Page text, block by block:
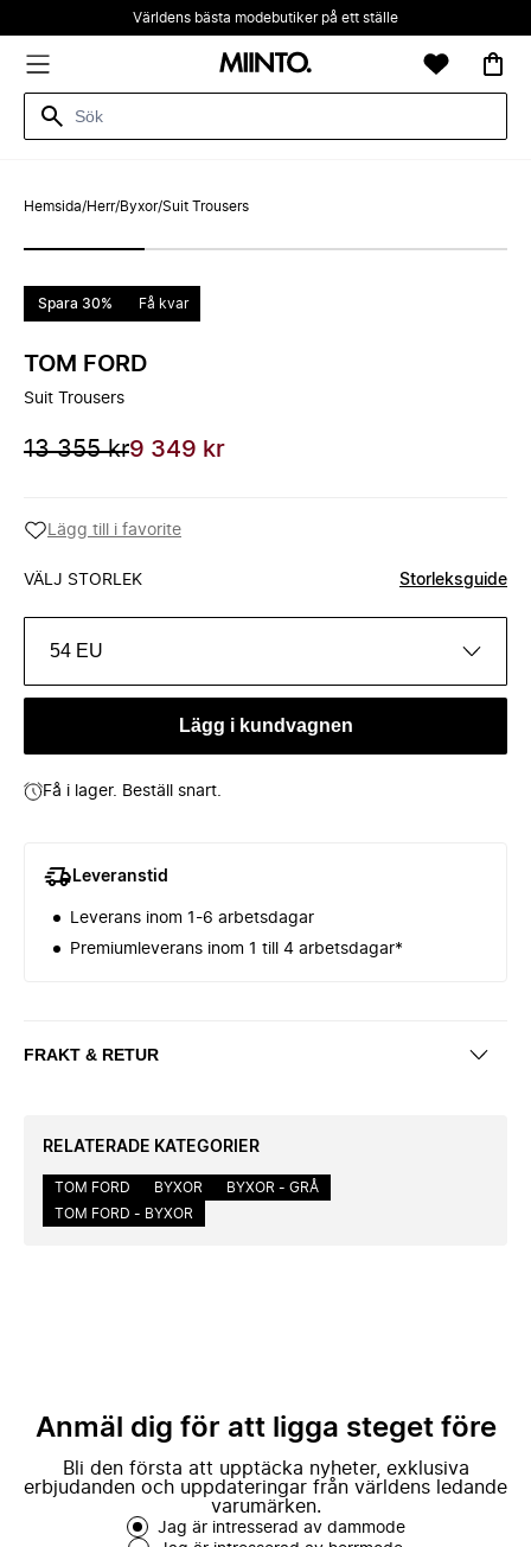
Världens bästa modebutiker på ett ställe
Hemsida/Herr/Byxor/Suit Trousers
Spara 30% Få kvar
TOM FORD
Suit Trousers
13 355 kr9 349 kr
Lägg till i favorite
VÄLJ STORLEK Storleksguide
54 EU
Lägg i kundvagnen
Få i lager. Beställ snart.
Leveranstid
Leverans inom 1-6 arbetsdagar
Premiumleverans inom 1 till 4 arbetsdagar*
FRAKT & RETUR
RELATERADE KATEGORIER
TOM FORD BYXOR
BYXOR - GRÅ
TOM FORD - BYXOR
Anmäl dig för att ligga steget före
Bli den första att upptäcka nyheter, exklusiva
erbjudanden och uppdateringar från världens ledande
varumärken.
Jag är intresserad av dammode